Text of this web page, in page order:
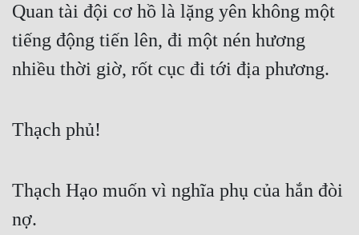
Quan tài đội cơ hồ là lặng yên không một
tiếng động tiến lên, đi một nén hương
nhiều thời giờ, rốt cục đi tới địa phương.
Thạch phủ!
Thạch Hạo muốn vì nghĩa phụ của hắn đòi
nợ.